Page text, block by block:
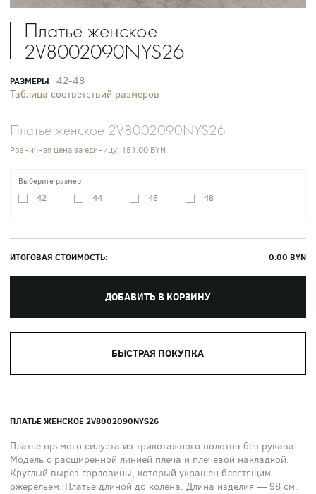
Платье женское
2V8002090NYS26
РАЗМЕРЫ
42-48
Таблица соответствий размеров
Платье женское 2V8002090NYS26
Розничная цена за единицу: 151.00 BYN
Выберите размер
42 44 46 48
ИТОГОВАЯ СТОИМОСТЬ: 0.00 BYN
ДОБАВИТЬ В КОРЗИНУ
БЫСТРАЯ ПОКУПКА
ПЛАТЬЕ ЖЕНСКОЕ 2V8002090NYS26
Платье прямого силуэта из трикотажного полотна без рукава.
Модель с расширенной линией плеча и плечевой накладкой.
Круглый вырез горловины, который украшен блестящим
ожерельем. Платье длиной до колена. Длина изделия — 98 см.